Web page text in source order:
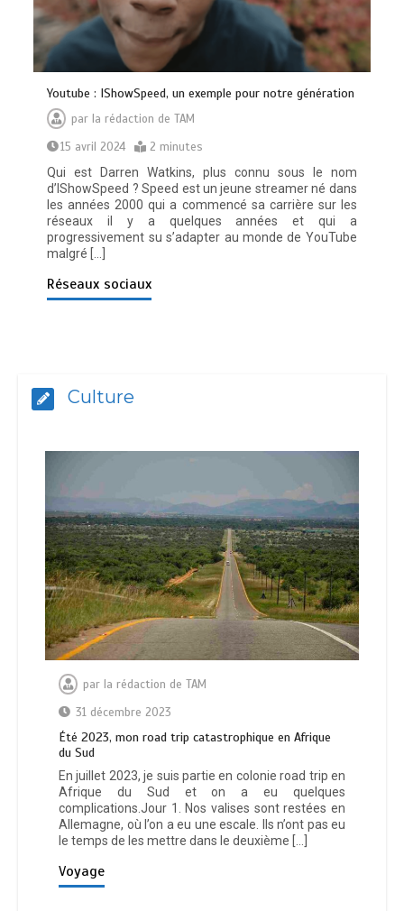
Youtube : IShowSpeed, un exemple pour notre génération
par la rédaction de TAM
15 avril 2024
2 minutes
Qui est Darren Watkins, plus connu sous le nom
d’IShowSpeed ? Speed est un jeune streamer né dans
les années 2000 qui a commencé sa carrière sur les
réseaux il y a quelques années et qui a
progressivement su s’adapter au monde de YouTube
malgré […]
Réseaux sociaux
Culture
par la rédaction de TAM
31 décembre 2023
Été 2023, mon road trip catastrophique en Afrique
du Sud
En juillet 2023, je suis partie en colonie road trip en
Afrique du Sud et on a eu quelques
complications.Jour 1. Nos valises sont restées en
Allemagne, où l’on a eu une escale. Ils n’ont pas eu
le temps de les mettre dans le deuxième […]
Voyage